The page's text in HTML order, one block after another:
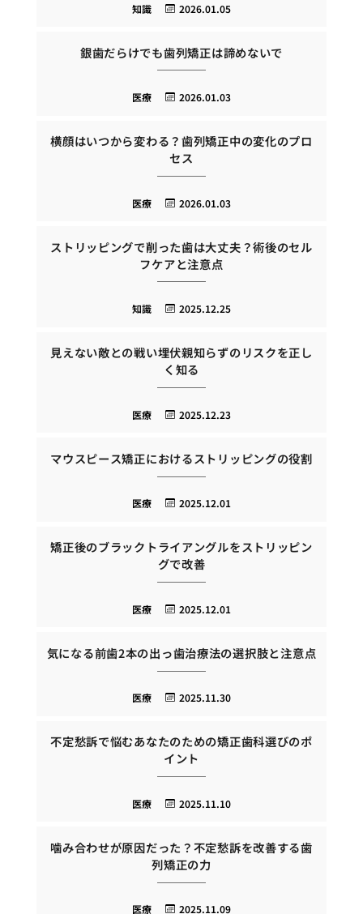
2026.01.05
知識
銀歯だらけでも歯列矯正は諦めないで
2026.01.03
医療
横顔はいつから変わる？歯列矯正中の変化のプロ
セス
2026.01.03
医療
ストリッピングで削った歯は大丈夫？術後のセル
フケアと注意点
2025.12.25
知識
見えない敵との戦い埋伏親知らずのリスクを正し
く知る
2025.12.23
医療
マウスピース矯正におけるストリッピングの役割
2025.12.01
医療
矯正後のブラックトライアングルをストリッピン
グで改善
2025.12.01
医療
気になる前歯2本の出っ歯治療法の選択肢と注意点
2025.11.30
医療
不定愁訴で悩むあなたのための矯正歯科選びのポ
イント
2025.11.10
医療
噛み合わせが原因だった？不定愁訴を改善する歯
列矯正の力
2025.11.09
医療